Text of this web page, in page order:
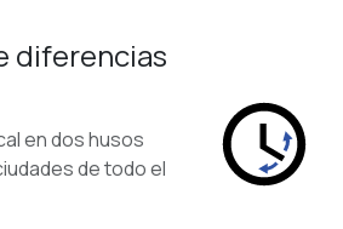
diferencias
en dos husos
de todo el